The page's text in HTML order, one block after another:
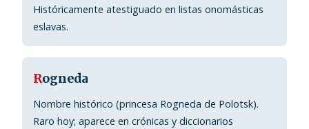
Históricamente atestiguado en listas onomásticas
eslavas.
Rogneda
Nombre histórico (princesa Rogneda de Polotsk).
Raro hoy; aparece en crónicas y diccionarios